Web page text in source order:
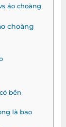
áo choàng
choàng
bền
là bao